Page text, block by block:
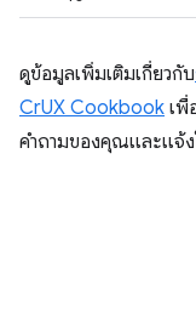
ดูข้อมูลเพิ่มเติมเกี่ยวกับ
CrUX Cookbook เพื่
คำถามของคุณและแจ้ง